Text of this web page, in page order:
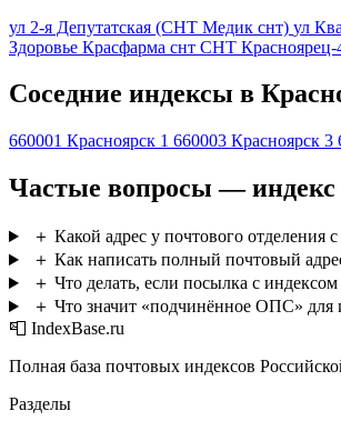
ул 2-я Депутатская (СНТ Медик снт) ул
Здоровье Красфарма снт СНТ Красноярец-
Соседние индексы в
660001 Красноярск 1 660003 Красноярск 3
Частые вопросы — индекс
＋ Какой адрес у почтового отделения
＋ Как написать полный почтовый
＋ Что делать, если посылка с
＋ Что значит «подчинённое ОПС» для
📮 IndexBase.ru
Полная база почтовых индексов
Разделы